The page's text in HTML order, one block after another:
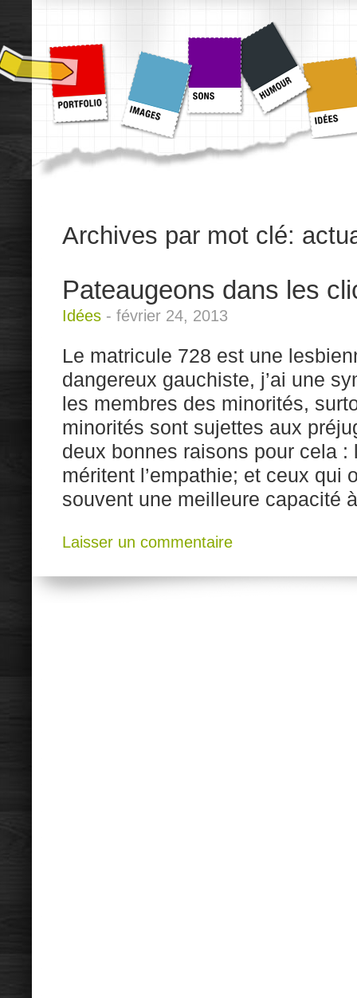
Archives par mot clé:
Pateaugeons dans les
Idées - février 24, 2013
Le matricule 728 est une
dangereux gauchiste, j’ai une
les membres des minorités,
minorités sont sujettes aux
deux bonnes raisons pour cela
méritent l’empathie; et ceux qui
souvent une meilleure capacité
Laisser un commentaire